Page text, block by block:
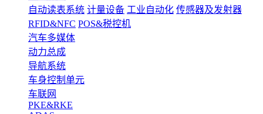
自动读表系统 计量设备 工业自动化 传感器及发射器
RFID&NFC POS&税控机
汽车多媒体
动力总成
导航系统
车身控制单元
车联网
PKE&RKE